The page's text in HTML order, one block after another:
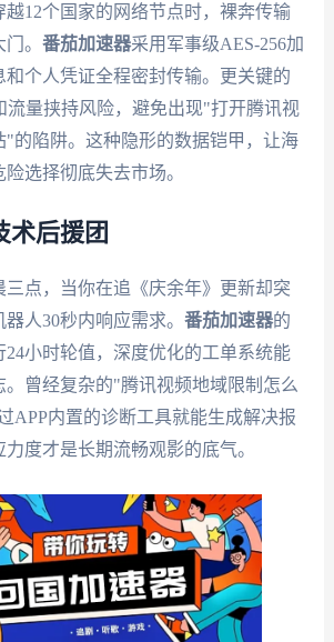
越12个国家的网络节点时，裸奔传输
。 番茄加速器采用军事级AES-256加
和个人凭证全程密封传输。更关键的
流量挟持风险，避免出现"打开腾讯视
"的陷阱。这种隐形的数据铠甲，让海
选择彻底失去市场。
术后援团
三点，当你在追《庆余年》更新却突
人30秒内响应需求。 番茄加速器的
24小时轮值，深度优化的工单系统能
。曾经复杂的"腾讯视频地域限制怎么
APP内置的诊断工具就能生成解决报
度才是长期流畅观影的底气。